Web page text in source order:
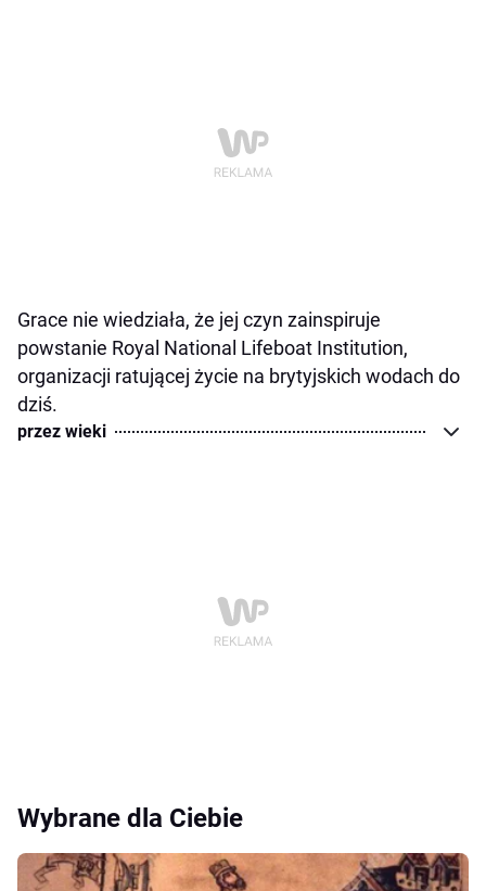
Grace nie wiedziała, że jej czyn zainspiruje
powstanie Royal National Lifeboat Institution,
organizacji ratującej życie na brytyjskich wodach do
dziś.
przez wieki
Wybrane dla Ciebie